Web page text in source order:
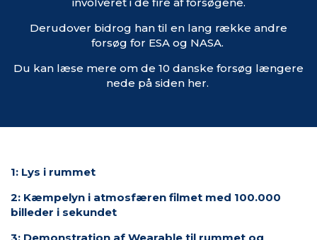
Derudover bidrog han til en lang række andre
forsøg for ESA og NASA.
Du kan læse mere om de 10 danske forsøg længere
nede på siden her.
1: Lys i rummet
2: Kæmpelyn i atmosfæren filmet med 100.000
billeder i sekundet
3: Demonstration af Wearable til rummet og